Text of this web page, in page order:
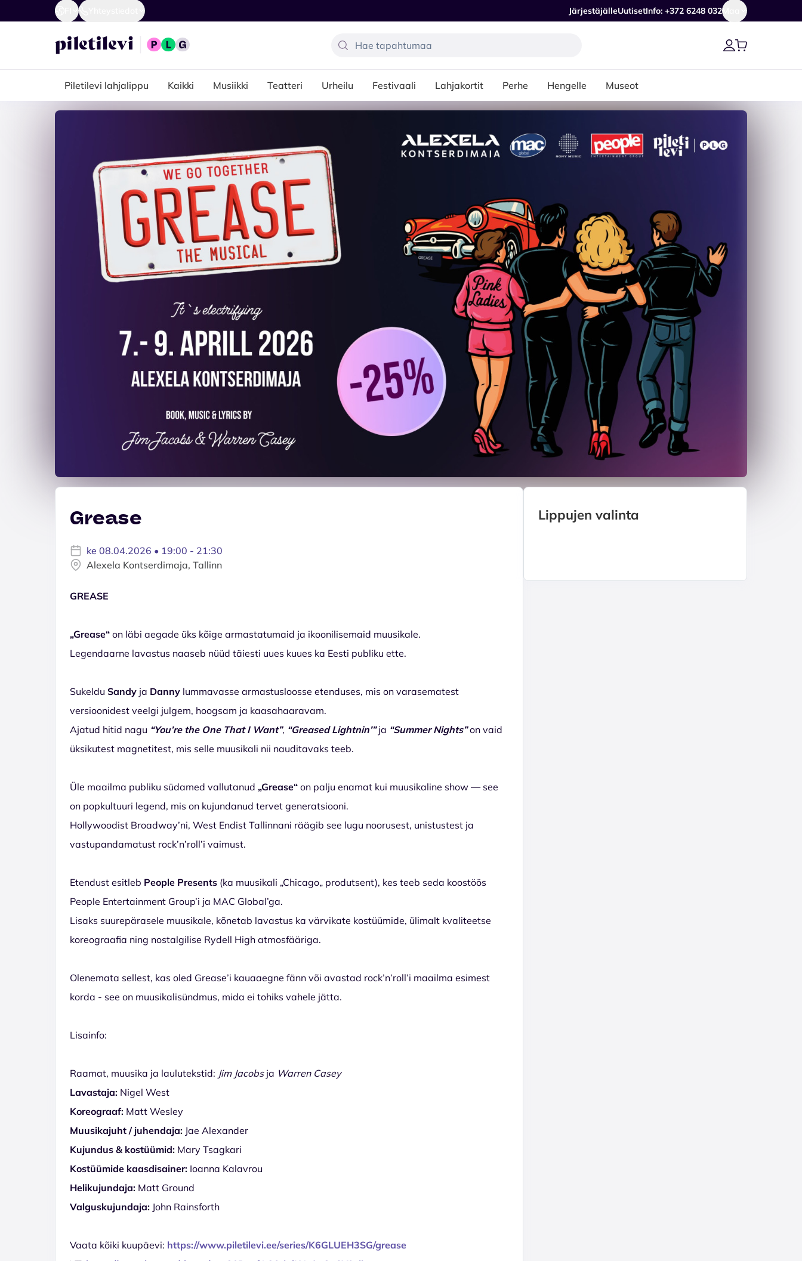
JärjestäjälleUutisetInfo: +372 6248 032Maa
Piletilevi lahjalippu Kaikki Musiikki Teatteri Urheilu Festivaali Lahjakortit Perhe Hengelle Museot
Grease
ke 08.04.2026 • 19:00 - 21:30
Alexela Kontserdimaja, Tallinn
GREASE
„Grease“ on läbi aegade üks kõige armastatumaid ja ikoonilisemaid muusikale.
Legendaarne lavastus naaseb nüüd täiesti uues kuues ka Eesti publiku ette.
Sukeldu Sandy ja Danny lummavasse armastusloosse etenduses, mis on varasematest
versioonidest veelgi julgem, hoogsam ja kaasahaaravam.
Ajatud hitid nagu “You’re the One That I Want”, “Greased Lightnin’”ja “Summer Nights”on vaid
üksikutest magnetitest, mis selle muusikali nii nauditavaks teeb.
Üle maailma publiku südamed vallutanud „Grease“ on palju enamat kui muusikaline show — see
on popkultuuri legend, mis on kujundanud tervet generatsiooni.
Hollywoodist Broadway’ni, West Endist Tallinnani räägib see lugu noorusest, unistustest ja
vastupandamatust rock’n’roll’i vaimust.
Etendust esitleb People Presents (ka muusikali „Chicago„ produtsent), kes teeb seda koostöös
People Entertainment Group’i ja MAC Global’ga.
Lisaks suurepärasele muusikale, kõnetab lavastus ka värvikate kostüümide, ülimalt kvaliteetse
koreograafia ning nostalgilise Rydell High atmosfääriga.
Olenemata sellest, kas oled Grease’i kauaaegne fänn või avastad rock’n’roll’i maailma esimest
korda - see on muusikalisündmus, mida ei tohiks vahele jätta.
Lisainfo:
Raamat, muusika ja laulutekstid: Jim Jacobs ja Warren Casey
Lavastaja: Nigel West
Koreograaf: Matt Wesley
Muusikajuht / juhendaja: Jae Alexander
Kujundus & kostüümid: Mary Tsagkari
Kostüümide kaasdisainer: Ioanna Kalavrou
Helikujundaja: Matt Ground
Valguskujundaja: John Rainsforth
Vaata kõiki kuupäevi: https://www.piletilevi.ee/series/K6GLUEH3SG/grease
Lippujen valinta